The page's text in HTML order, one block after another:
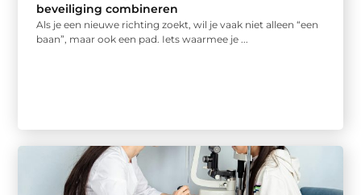
beveiliging combineren
Als je een nieuwe richting zoekt, wil je vaak niet alleen “een
baan”, maar ook een pad. Iets waarmee je ...